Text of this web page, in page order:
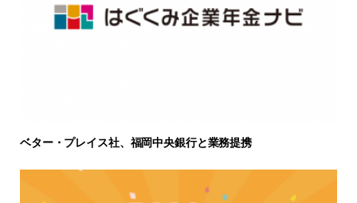
ベター・プレイス社、福岡中央銀行と業務提携